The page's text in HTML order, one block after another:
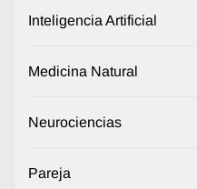
Inteligencia Artificial
Medicina Natural
Neurociencias
Pareja